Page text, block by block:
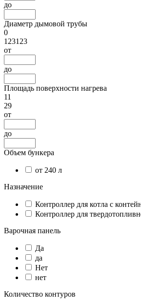
до
Диаметр дымовой трубы
0
123123
от
до
Площадь поверхности нагрева
11
29
от
до
Объем бункера
от 240 л
Назначение
Контроллер для котла с
Контроллер для
Варочная панель
Да
да
Нет
нет
Количество контуров